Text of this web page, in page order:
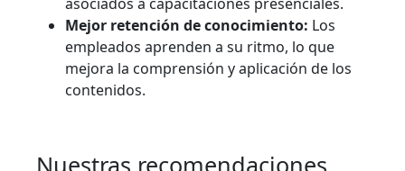
Mejor retención de conocimiento: Los
empleados aprenden a su ritmo, lo que
mejora la comprensión y aplicación de los
contenidos.